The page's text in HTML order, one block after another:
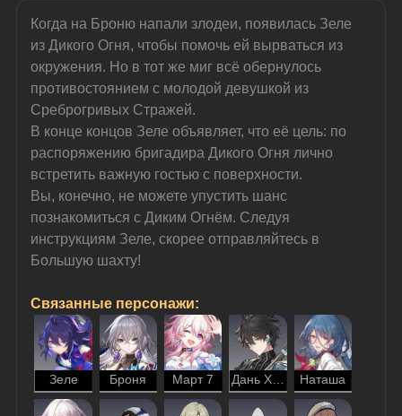
Когда на Броню напали злодеи, появилась Зеле
из Дикого Огня, чтобы помочь ей вырваться из
окружения. Но в тот же миг всё обернулось
противостоянием с молодой девушкой из
Среброгривых Стражей.
В конце концов Зеле объявляет, что её цель: по
распоряжению бригадира Дикого Огня лично
встретить важную гостью с поверхности.
Вы, конечно, не можете упустить шанс
познакомиться с Диким Огнём. Следуя
инструкциям Зеле, скорее отправляйтесь в
Большую шахту!
Связанные персонажи:
Зеле Броня Март 7 Дань Хэн Наташа